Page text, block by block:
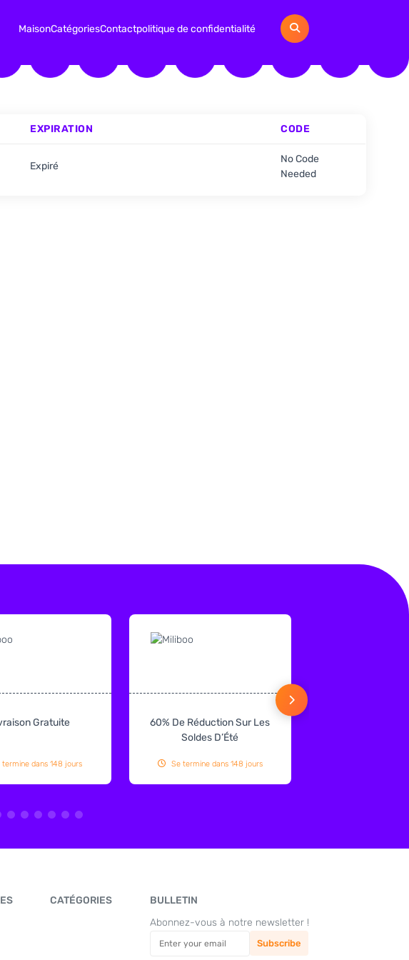
MaisonCatégoriesContactpolitique de confidentialité
EXPIRATION CODE
Expiré
No Code
Needed
Gratuite
termine dans 148 jours
60% De Réduction Sur Les
Soldes D’Été
Se termine dans 148 jours
CATÉGORIES
BULLETIN
Abonnez-vous à notre newsletter !